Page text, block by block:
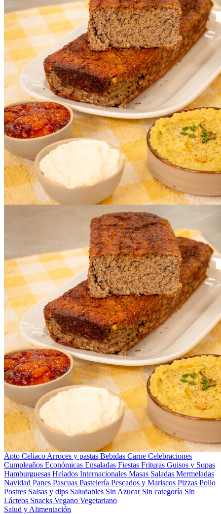
Apto Celíaco Arroces y pastas Bebidas Carne Celebraciones
Cumpleaños Económicas Ensaladas Fiestas Frituras Guisos y Sopas
Hamburguesas Helados Internacionales Masas Saladas Mermeladas
Navidad Panes Pascuas Pastelería Pescados y Mariscos Pizzas Pollo
Postres Salsas y dips Saludables Sin Azucar Sin categoría Sin
Lácteos Snacks Vegano Vegetariano
Salud y Alimentación